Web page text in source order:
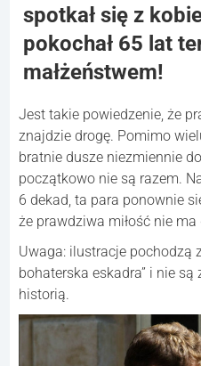
spotkał się z
pokochał 65 lat
małżeństwem!
Jest takie powiedzenie, że
znajdzie drogę. Pomimo
bratnie dusze niezmiennie
początkowo nie są razem.
6 dekad, ta para ponownie
że prawdziwa miłość nie ma
Uwaga: ilustracje pochodzą
bohaterska eskadra” i nie
historią.